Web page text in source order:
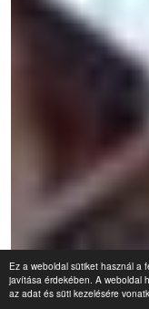
Ez a weboldal sütiket használ a
javítása érdekében. A weboldal
az adat és süti kezelésére